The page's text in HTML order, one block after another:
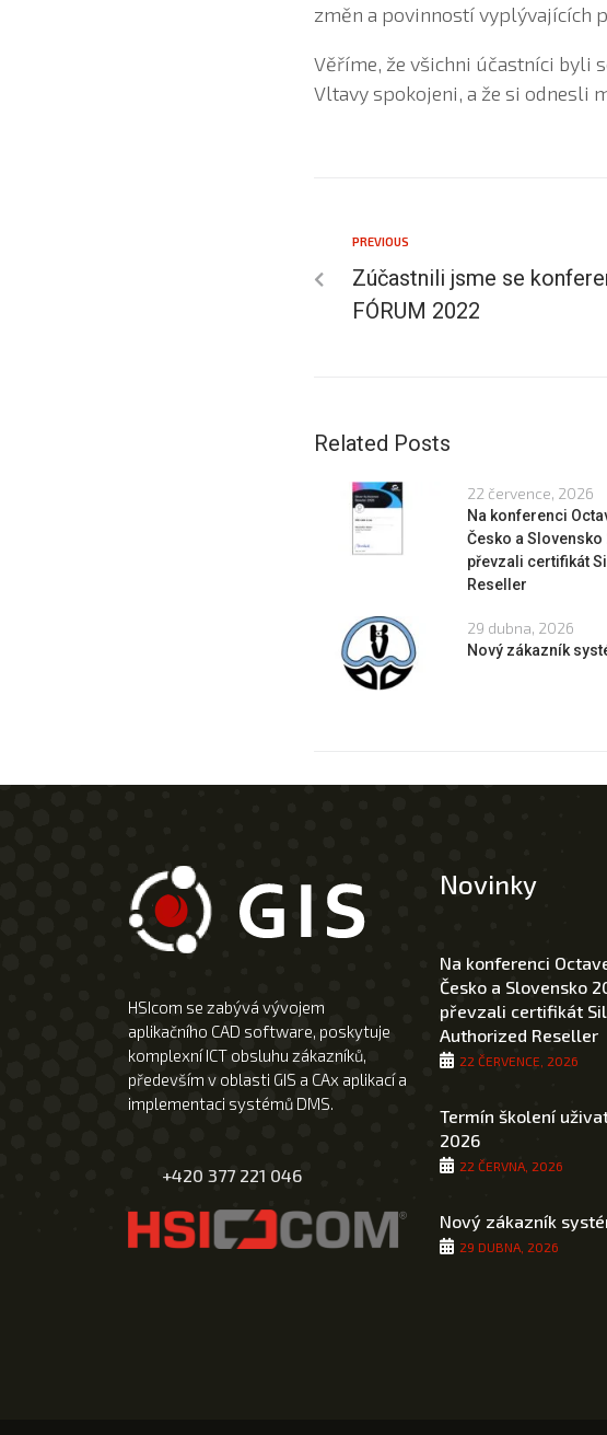
změn a povinností vyplývajících
Věříme, že všichni účastníci byli
Vltavy spokojeni, a že si odnesli
PREVIOUS
Zúčastnili jsme se
FÓRUM 2022
Related Posts
22 července, 2026
Na konferenci
Česko a
převzali certifikát
Reseller
29 dubna, 2026
Nový zákazník
HSIcom se zabývá vývojem
aplikačního CAD software, poskytuje
komplexní ICT obsluhu zákazníků,
především v oblasti GIS a CAx aplikací a
implementaci systémů DMS.
+420 377 221 046
Novinky
Na konferenci
Česko a Slovensko
převzali certifikát
Authorized Reseller
22 ČERVENCE, 2026
Termín školení
2026
22 ČERVNA, 2026
Nový zákazník
29 DUBNA, 2026